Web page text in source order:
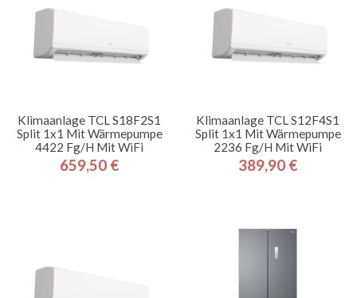
Klimaanlage TCL S18F2S1
Split 1x1 Mit Wärmepumpe
4422 Fg/h Mit WiFi
Preis
659,50 €
Klimaanlage TCL S12F4S1
Split 1x1 Mit Wärmepumpe
2236 Fg/h Mit WiFi
Preis
389,90 €